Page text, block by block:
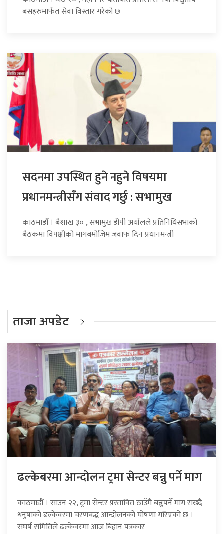
बसहरुमार्फत सेवा विस्तार गरेको छ
सदनमा उपस्थित हुने नहुने विषयमा
प्रधानमन्त्रीसँग संवाद गर्छु : सभामुख
काठमाडौँ । बैशाख ३० , सभामुख डीपी अर्यालले प्रतिनिधिसभाको
बैठकमा विपक्षीको मागबमोजिम जवाफ दिन प्रधानमन्त्री
ताजा अपडेट
ढल्केबरमा आन्दोलन ट्रमा सेन्टर बन्नु पर्ने माग
काठमाडौँ । साउन २२, ट्रमा सेन्टर प्रस्तावित ठाउँमै बन्नुपर्ने माग राख्दै
धनुषाको ढल्केवरमा चरणबद्ध आन्दोलनको घोषणा गरिएको छ ।
संघर्ष समितिले ढल्केवरमा आज बिहान पत्रकार